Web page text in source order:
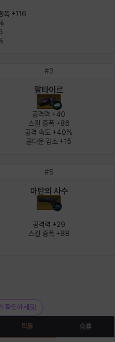
재키
캐시
타지아
피올로
폭 +116
#3
알타이르
공격력 +40
스킬 증폭 +86
공격 속도 +40%
쿨다운 감소 +15
#5
마탄의 사수
공격력 +29
스킬 증폭 +88
확인하세요!
픽률 승률